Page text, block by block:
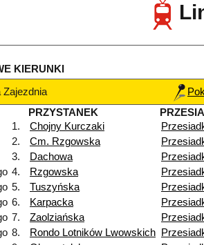
KIERUNKI
Zajezdnia
PRZYSTANEK
1.
Chojny Kurczaki
2. Cm. Rzgowska
3. Dachowa
4. Rzgowska
5. Tuszyńska
6. Karpacka
7. Zaolziańska
8. Rondo Lotników Lwowskich